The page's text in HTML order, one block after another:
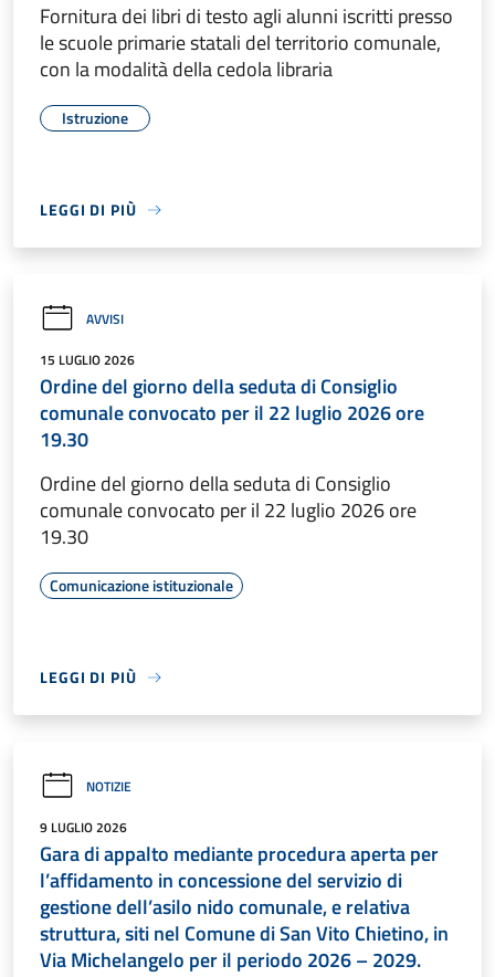
Fornitura dei libri di testo agli alunni iscritti presso
le scuole primarie statali del territorio comunale,
con la modalità della cedola libraria
Istruzione
LEGGI DI PIÙ
AVVISI
15 LUGLIO 2026
Ordine del giorno della seduta di Consiglio
comunale convocato per il 22 luglio 2026 ore
19.30
Ordine del giorno della seduta di Consiglio
comunale convocato per il 22 luglio 2026 ore
19.30
Comunicazione istituzionale
LEGGI DI PIÙ
NOTIZIE
9 LUGLIO 2026
Gara di appalto mediante procedura aperta per
l’affidamento in concessione del servizio di
gestione dell’asilo nido comunale, e relativa
struttura, siti nel Comune di San Vito Chietino, in
Via Michelangelo per il periodo 2026 – 2029.